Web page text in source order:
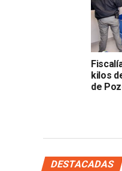
kilos
de
DESTACADAS